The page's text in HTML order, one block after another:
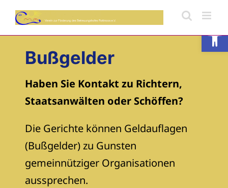
Skip
Bußgelder
Haben Sie Kontakt zu Richtern,
Staatsanwälten oder Schöffen?
Die Gerichte können Geldauflagen
(Bußgelder) zu Gunsten
gemeinnütziger Organisationen
aussprechen.